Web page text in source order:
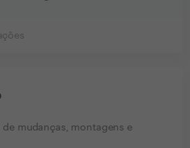
mudanças, montagens e